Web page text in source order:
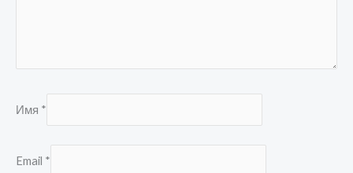
Имя *
Email *